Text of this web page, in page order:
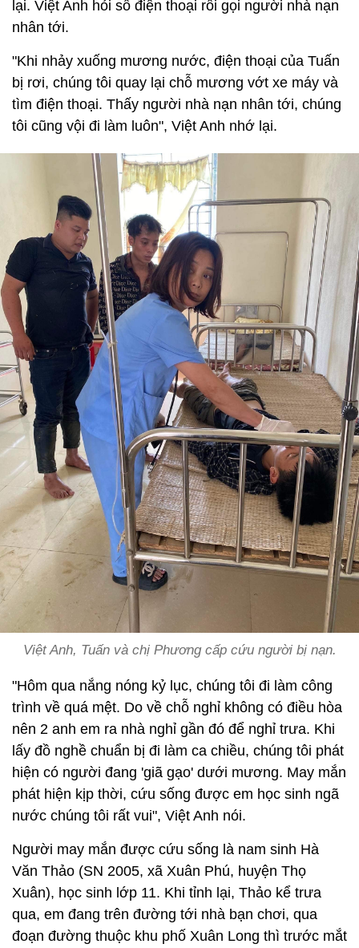
lại. Việt Anh hỏi số điện thoại rồi gọi người nhà nạn
nhân tới.
"Khi nhảy xuống mương nước, điện thoại của Tuấn
bị rơi, chúng tôi quay lại chỗ mương vớt xe máy và
tìm điện thoại. Thấy người nhà nạn nhân tới, chúng
tôi cũng vội đi làm luôn", Việt Anh nhớ lại.
Việt Anh, Tuấn và chị Phương cấp cứu người bị nạn.
"Hôm qua nắng nóng kỷ lục, chúng tôi đi làm công
trình về quá mệt. Do về chỗ nghỉ không có điều hòa
nên 2 anh em ra nhà nghỉ gần đó để nghỉ trưa. Khi
lấy đồ nghề chuẩn bị đi làm ca chiều, chúng tôi phát
hiện có người đang 'giã gạo' dưới mương. May mắn
phát hiện kịp thời, cứu sống được em học sinh ngã
nước chúng tôi rất vui", Việt Anh nói.
Người may mắn được cứu sống là nam sinh Hà
Văn Thảo (SN 2005, xã Xuân Phú, huyện Thọ
Xuân), học sinh lớp 11. Khi tỉnh lại, Thảo kể trưa
qua, em đang trên đường tới nhà bạn chơi, qua
đoạn đường thuộc khu phố Xuân Long thì trước mắt